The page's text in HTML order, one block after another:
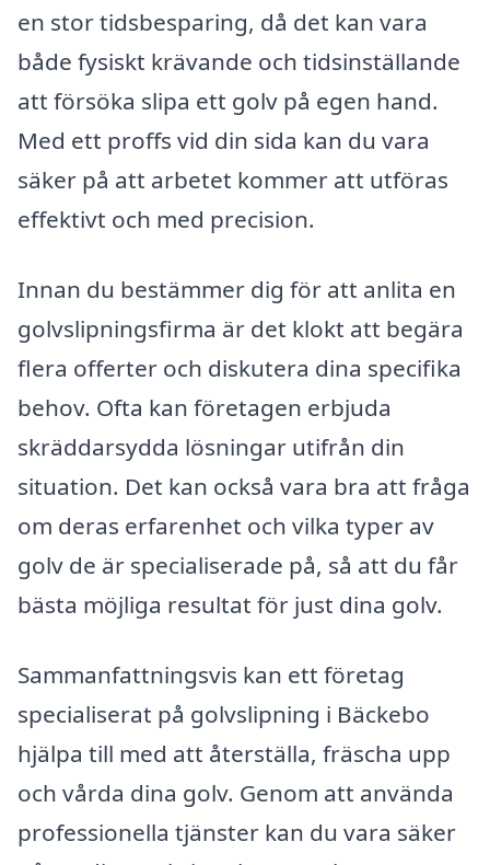
en stor tidsbesparing, då det kan vara
både fysiskt krävande och tidsinställande
att försöka slipa ett golv på egen hand.
Med ett proffs vid din sida kan du vara
säker på att arbetet kommer att utföras
effektivt och med precision.
Innan du bestämmer dig för att anlita en
golvslipningsfirma är det klokt att begära
flera offerter och diskutera dina specifika
behov. Ofta kan företagen erbjuda
skräddarsydda lösningar utifrån din
situation. Det kan också vara bra att fråga
om deras erfarenhet och vilka typer av
golv de är specialiserade på, så att du får
bästa möjliga resultat för just dina golv.
Sammanfattningsvis kan ett företag
specialiserat på golvslipning i Bäckebo
hjälpa till med att återställa, fräscha upp
och vårda dina golv. Genom att använda
professionella tjänster kan du vara säker